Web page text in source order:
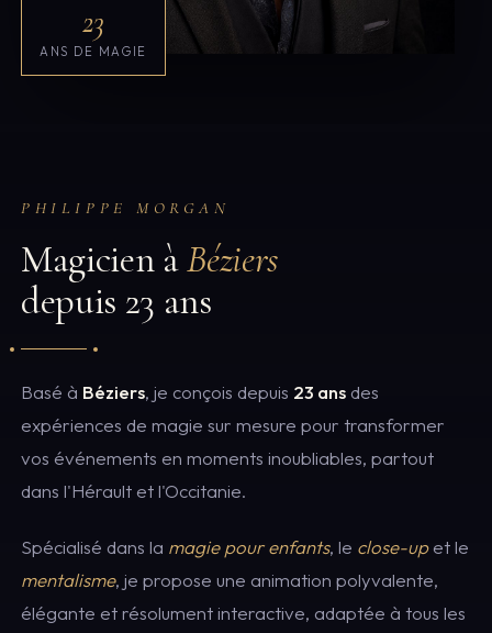
23
ANS DE MAGIE
PHILIPPE MORGAN
Magicien àBéziers
depuis 23 ans
Basé à Béziers, je conçois depuis 23 ans des
expériences de magie sur mesure pour transformer
vos événements en moments inoubliables, partout
dans l'Hérault et l'Occitanie.
Spécialisé dans la magie pour enfants, le close-upet le
mentalisme, je propose une animation polyvalente,
élégante et résolument interactive, adaptée à tous les